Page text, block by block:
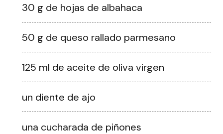
30 g de hojas de albahaca
50 g de queso rallado parmesano
125 ml de aceite de oliva virgen
un diente de ajo
una cucharada de piñones